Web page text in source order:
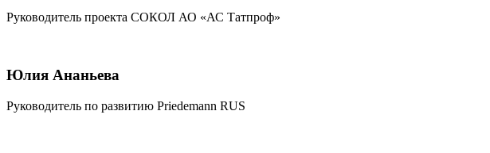
Руководитель проекта СОКОЛ АО «АС Татпроф»
Юлия Ананьева
Руководитель по развитию Priedemann RUS